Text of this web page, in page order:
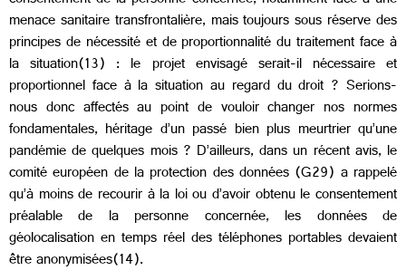
menace sanitaire transfrontalière, mais toujours sous réserve des
principes de nécessité et de proportionnalité du traitement face à
la situation(13) : le projet envisagé serait-il nécessaire et
proportionnel face à la situation au regard du droit ? Serions-
nous donc affectés au point de vouloir changer nos normes
fondamentales, héritage d’un passé bien plus meurtrier qu’une
pandémie de quelques mois ? D’ailleurs, dans un récent avis, le
comité européen de la protection des données (G29) a rappelé
qu’à moins de recourir à la loi ou d’avoir obtenu le consentement
préalable de la personne concernée, les données de
géolocalisation en temps réel des téléphones portables devaient
être anonymisées(14).